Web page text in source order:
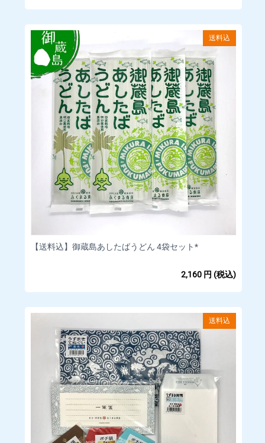
送料込
【送料込】御蔵島あしたばうどん 4袋セット*
2,160 円 (税込)
送料込